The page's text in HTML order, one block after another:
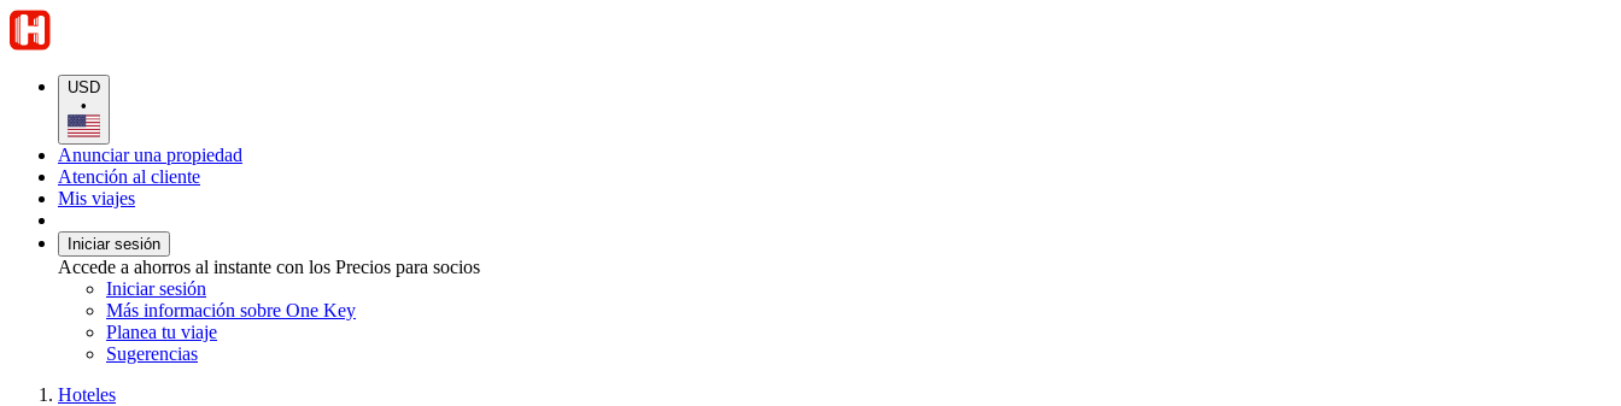
USD
•
Anunciar una propiedad
Atención al cliente
Mis viajes
Iniciar sesión
Accede a ahorros al instante con los Precios para socios
Iniciar sesión
Más información sobre One Key
Planea tu viaje
Sugerencias
Hoteles